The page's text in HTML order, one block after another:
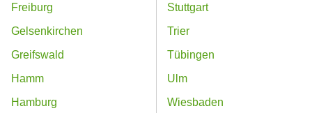
Freiburg
Gelsenkirchen
Greifswald
Hamm
Hamburg
Stuttgart
Trier
Tübingen
Ulm
Wiesbaden